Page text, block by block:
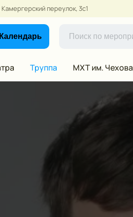
переулок, 3с1
Календарь
Труппа МХТ им. Чехова